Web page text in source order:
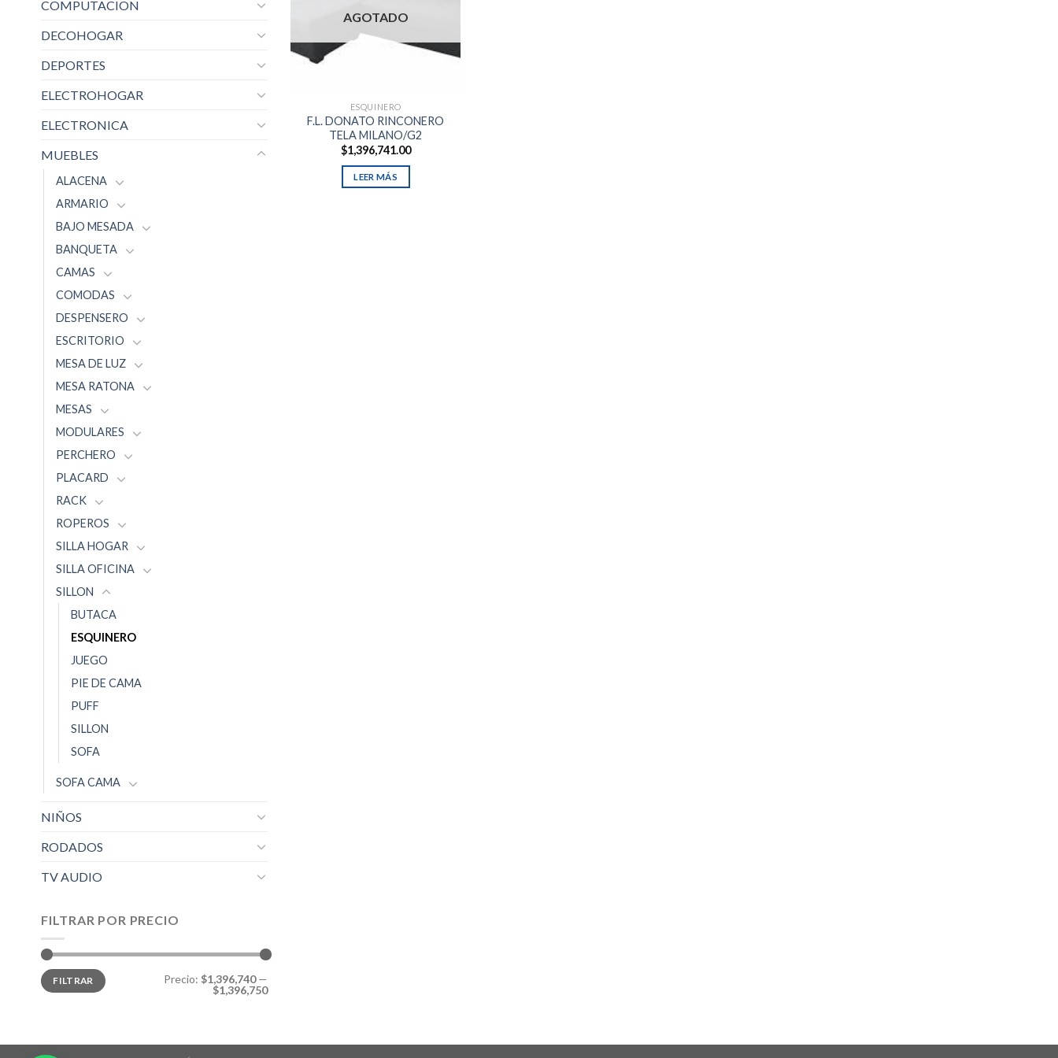
COMPUTACION
DECOHOGAR
DEPORTES
ELECTROHOGAR
ELECTRONICA
MUEBLES
ALACENA
ARMARIO
BAJO MESADA
BANQUETA
CAMAS
COMODAS
DESPENSERO
ESCRITORIO
MESA DE LUZ
MESA RATONA
MESAS
MODULARES
PERCHERO
PLACARD
RACK
ROPEROS
SILLA HOGAR
SILLA OFICINA
SILLON
BUTACA
ESQUINERO
JUEGO
PIE DE CAMA
PUFF
SILLON
SOFA
SOFA CAMA
NIÑOS
RODADOS
TV AUDIO
FILTRAR POR PRECIO
FILTRAR Precio: $1,396,740—
$1,396,750
AGOTADO
ESQUINERO
F.L. DONATO RINCONERO
TELA MILANO/G2
$1,396,741.00
LEER MÁS